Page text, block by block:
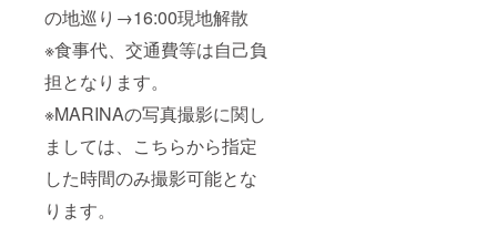
の地巡り→16:00現地解散
※食事代、交通費等は自己負
担となります。
※MARINAの写真撮影に関し
ましては、こちらから指定
した時間のみ撮影可能とな
ります。